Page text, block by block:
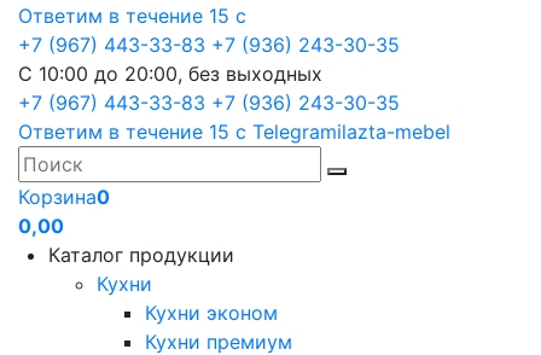
Ответим в течение 15 с
+7 (967) 443-33-83 +7 (936) 243-30-35
С 10:00 до 20:00, без выходных
+7 (967) 443-33-83 +7 (936) 243-30-35
Ответим в течение 15 с Telegramilazta-mebel
Корзина0
0,00
Каталог продукции
Кухни
Кухни эконом
Кухни премиум